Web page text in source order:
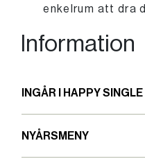
enkelrum att dra
Information
INGÅR I HAPPY SINGLE
NYÅRSMENY